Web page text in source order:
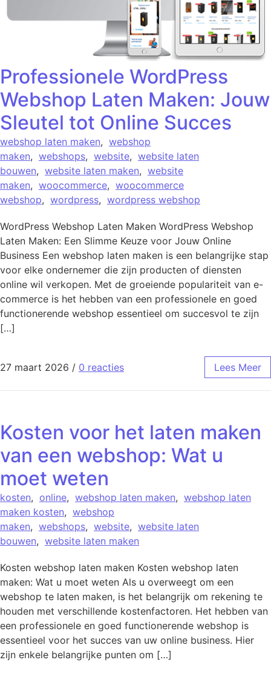
Professionele WordPress
Webshop Laten Maken: Jouw
Sleutel tot Online Succes
webshop laten maken, webshop
maken, webshops, website, website laten
bouwen, website laten maken, website
maken, woocommerce, woocommerce
webshop, wordpress, wordpress webshop
WordPress Webshop Laten Maken WordPress Webshop
Laten Maken: Een Slimme Keuze voor Jouw Online
Business Een webshop laten maken is een belangrijke stap
voor elke ondernemer die zijn producten of diensten
online wil verkopen. Met de groeiende populariteit van e-
commerce is het hebben van een professionele en goed
functionerende webshop essentieel om succesvol te zijn
[…]
27 maart 2026 / 0 reacties Lees Meer
Kosten voor het laten maken
van een webshop: Wat u
moet weten
kosten, online, webshop laten maken, webshop laten
maken kosten, webshop
maken, webshops, website, website laten
bouwen, website laten maken
Kosten webshop laten maken Kosten webshop laten
maken: Wat u moet weten Als u overweegt om een
webshop te laten maken, is het belangrijk om rekening te
houden met verschillende kostenfactoren. Het hebben van
een professionele en goed functionerende webshop is
essentieel voor het succes van uw online business. Hier
zijn enkele belangrijke punten om […]